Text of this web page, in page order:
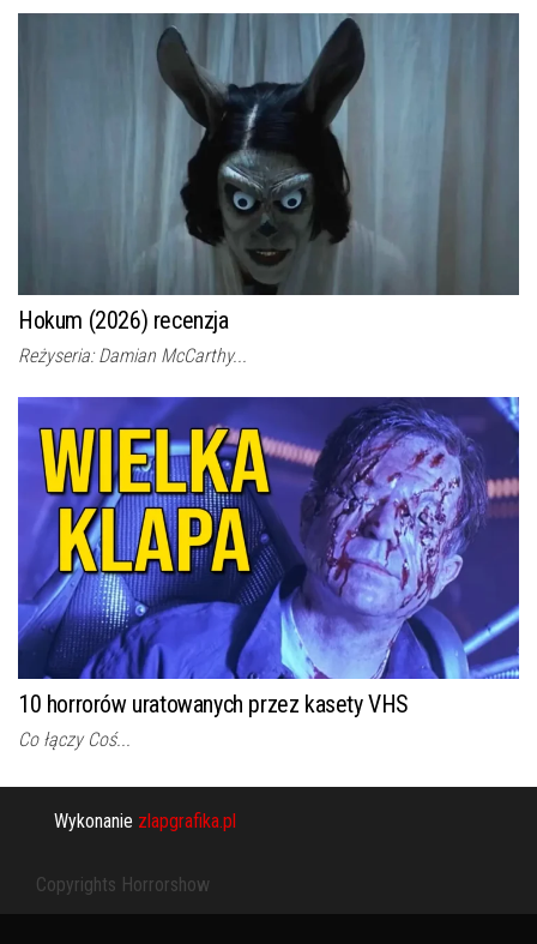
Hokum (2026) recenzja
Reżyseria: Damian McCarthy...
10 horrorów uratowanych przez kasety VHS
Co łączy Coś...
Wykonanie zlapgrafika.pl
Copyrights Horrorshow